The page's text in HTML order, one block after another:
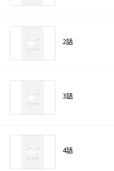
2話
3話
4話